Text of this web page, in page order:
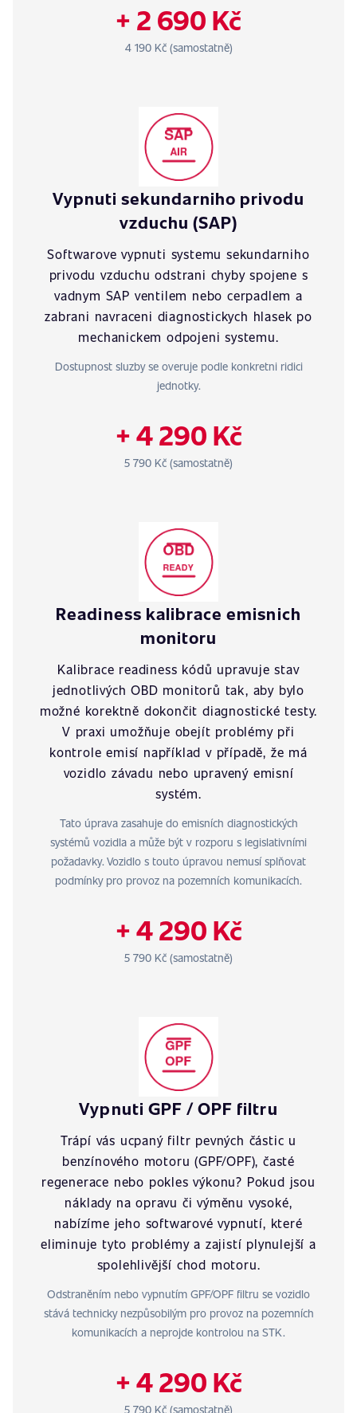
+ 2 690 Kč
4 190 Kč (samostatně)
Vypnuti sekundarniho privodu
vzduchu (SAP)
Softwarove vypnuti systemu sekundarniho
privodu vzduchu odstrani chyby spojene s
vadnym SAP ventilem nebo cerpadlem a
zabrani navraceni diagnostickych hlasek po
mechanickem odpojeni systemu.
Dostupnost sluzby se overuje podle konkretni ridici
jednotky.
+ 4 290 Kč
5 790 Kč (samostatně)
Readiness kalibrace emisnich
monitoru
Kalibrace readiness kódů upravuje stav
jednotlivých OBD monitorů tak, aby bylo
možné korektně dokončit diagnostické testy.
V praxi umožňuje obejít problémy při
kontrole emisí například v případě, že má
vozidlo závadu nebo upravený emisní
systém.
Tato úprava zasahuje do emisních diagnostických
systémů vozidla a může být v rozporu s legislativními
požadavky. Vozidlo s touto úpravou nemusí splňovat
podmínky pro provoz na pozemních komunikacích.
+ 4 290 Kč
5 790 Kč (samostatně)
Vypnuti GPF / OPF filtru
Trápí vás ucpaný filtr pevných částic u
benzínového motoru (GPF/OPF), časté
regenerace nebo pokles výkonu? Pokud jsou
náklady na opravu či výměnu vysoké,
nabízíme jeho softwarové vypnutí, které
eliminuje tyto problémy a zajistí plynulejší a
spolehlivější chod motoru.
Odstraněním nebo vypnutím GPF/OPF filtru se vozidlo
stává technicky nezpůsobilým pro provoz na pozemních
komunikacích a neprojde kontrolou na STK.
+ 4 290 Kč
5 790 Kč (samostatně)